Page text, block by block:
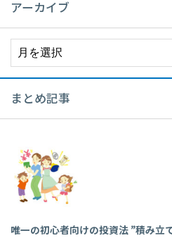
アーカイブ
まとめ記事
唯一の初心者向けの投資法 ”積み立